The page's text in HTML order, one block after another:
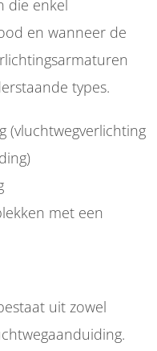
die enkel
en wanneer de
types.
(vluchtwegverlichting
met een
uit zowel